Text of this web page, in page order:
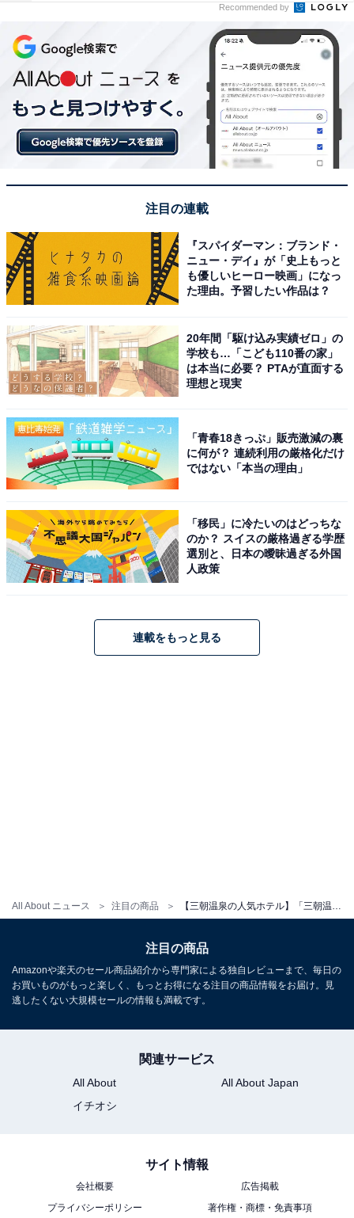
All About ニュース 注目の商品
スタッフの親切で丁寧な接客や細やかな気遣いがう
広々とした露天風呂をはじめ多彩な湯船で贅沢な温
アクセス・料金・宿泊情報は？
アクセス
交通手段：中国自動車道「院庄IC」より国道179号経由
で約1時間10分、または山陰自動車道「泊・東郷IC」よ
チェックアウト：10:00
※掲載されている情報は記事公開時のものです。あらか
じめご了承ください。
こちらもおすすめ
能できる宿
Recommended by
注目の連載
『スパイダーマン：ブランド・
ニュー・デイ』が「史上もっと
も優しいヒーロー映画」になっ
た理由。予習したい作品は？
20年間「駆け込み実績ゼロ」の
学校も…「こども110番の家」
は本当に必要？ PTAが直面する
理想と現実
「青春18きっぷ」販売激減の裏
に何が？ 連続利用の厳格化だけ
ではない「本当の理由」
「移民」に冷たいのはどっちな
のか？ スイスの厳格過ぎる学歴
選別と、日本の曖昧過ぎる外国
人政策
連載をもっと見る
注目の商品
Amazonや楽天のセール商品紹介から専門家による独自レビューまで、毎日の
お買いものがもっと楽しく、もっとお得になる注目の商品情報をお届け。見
逃したくない大規模セールの情報も満載です。
関連サービス
All About
All About Japan
イチオシ
サイト情報
会社概要
広告掲載
プライバシーポリシー
著作権・商標・免責事項